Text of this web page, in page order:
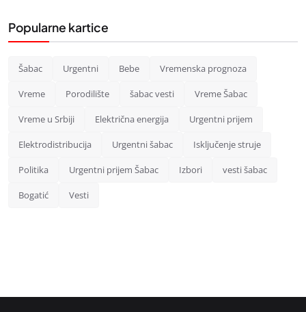
Popularne kartice
Šabac Urgentni Bebe Vremenska prognoza
Vreme Porodilište šabac vesti Vreme Šabac
Vreme u Srbiji Električna energija Urgentni prijem
Elektrodistribucija Urgentni šabac Isključenje struje
Politika Urgentni prijem Šabac Izbori vesti šabac
Bogatić Vesti